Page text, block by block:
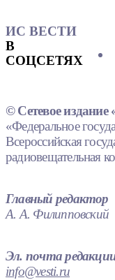
ИС ВЕСТИ
В
СОЦСЕТЯХ
© Сетевое издание
«Федеральное
Всероссийская
радиовещательная
Главный редактор
А. А. Филипповский
Эл. почта
info@vesti.ru